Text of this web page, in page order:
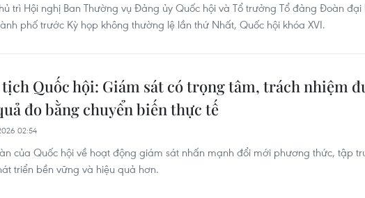
trì Hội nghị Ban Thường vụ Đảng ủy Quốc hội và Tổ trưởng Tổ đảng Đoàn
phố trước Kỳ họp không thường lệ lần thứ Nhất, Quốc hội khóa XVI.
Quốc hội: Giám sát có trọng tâm, trách nhiệm
đo bằng chuyển biến thực tế
02:54
của Quốc hội về hoạt động giám sát nhấn mạnh đổi mới phương thức, tập
triển bền vững và hiệu quả hơn.